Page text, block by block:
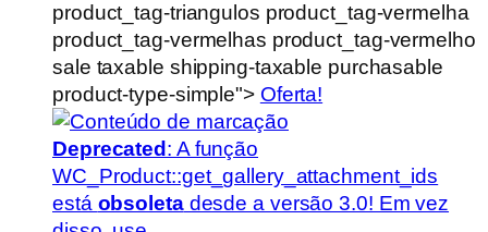
product_tag-triangulos product_tag-vermelha
product_tag-vermelhas product_tag-vermelho
sale taxable shipping-taxable purchasable
product-type-simple"> Oferta!
Deprecated : A função
WC_Product::get_gallery_attachment_ids
está obsoletadesde a versão 3.0! Em vez